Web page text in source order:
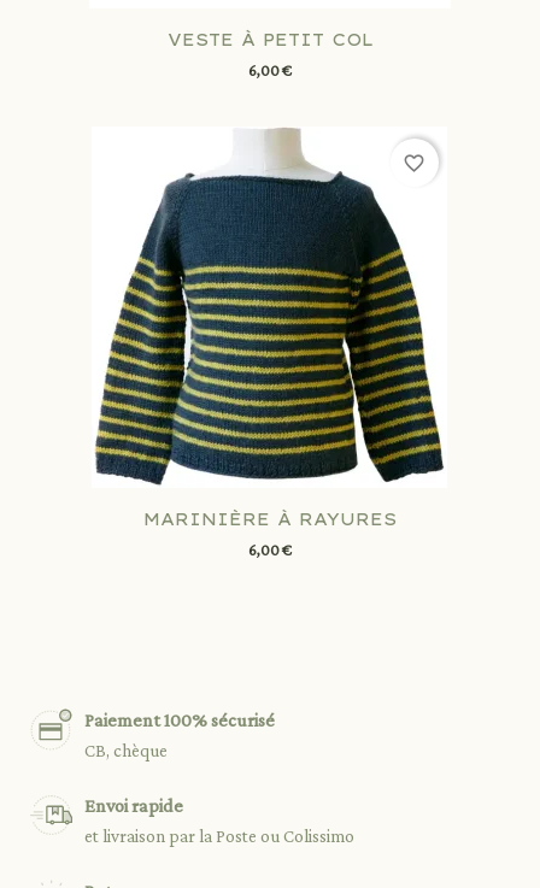
VESTE À PETIT COL
6,00 €
MARINIÈRE À RAYURES
6,00 €
favorite_border
Paiement 100% sécurisé
CB, chèque
Envoi rapide
et livraison par la Poste ou Colissimo